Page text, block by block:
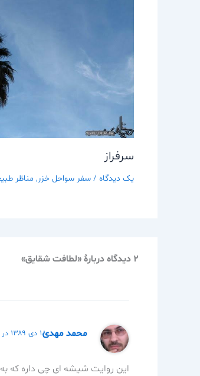
سرفراز
یک دیدگاه / سفر سواحل خزر, مناظر
2 دیدگاه دربارهٔ «لطافت شقایق»
محمد مهدی۱۸ دی ۱۳۸۹ در ۱۰:۲۵ ب.ظ
این روایت شیشه ای چی داره که